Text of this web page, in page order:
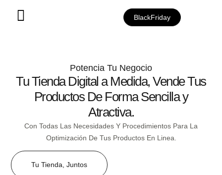
BlackFriday
Potencia Tu Negocio
Tu Tienda Digital a Medida, Vende Tus
Productos De Forma Sencilla y
Atractiva.
Con Todas Las Necesidades Y Procedimientos Para La
Optimización De Tus Productos En Linea.
Tu Tienda, Juntos